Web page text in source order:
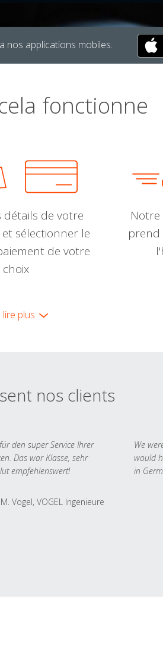
nos applications mobiles.
fonctionne
détails de votre
sélectionner le
de votre
choix
Notre
prend
lire plus
nos clients
den super Service Ihrer
Das war Klasse, sehr
empfehlenswert!
M. Vogel, VOGEL Ingenieure
We
would
in